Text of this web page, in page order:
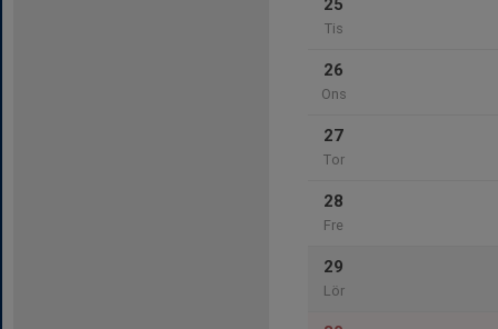
25
Tis
26
Ons
27
Tor
28
Fre
29
Lör